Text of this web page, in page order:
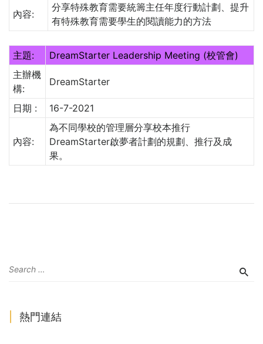
內容:
分享特殊教育需要統籌主任年度行動計劃、提升
有特殊教育需要學生的閱讀能力的方法
主題:
DreamStarter Leadership Meeting (校管會)
主辦機
構:
DreamStarter
日期 : 16-7-2021
內容:
為不同學校的管理層分享校本推行
DreamStarter啟夢者計劃的規劃、推行及成
果。
熱門連結